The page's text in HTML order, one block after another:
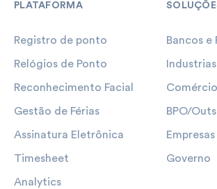
PLATAFORMA
Registro de ponto
Relógios de Ponto
Reconhecimento Facial
Gestão de Férias
Assinatura Eletrônica
Timesheet
Analytics
Bancos e
BPO/
Empresas
Governo